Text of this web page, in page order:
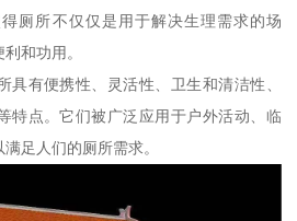
厕所不仅仅是用于解决生理需求的场
和功用。
具有便携性、灵活性、卫生和清洁性、
特点。它们被广泛应用于户外活动、临
足人们的厕所需求。